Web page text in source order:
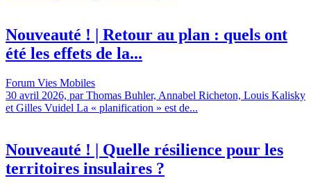
Nouveauté ! | Retour au plan : quels ont
été les effets de la...
Forum Vies Mobiles
30 avril 2026, par Thomas Buhler, Annabel Richeton, Louis Kalisky
et Gilles Vuidel La « planification » est de...
Nouveauté ! | Quelle résilience pour les
territoires insulaires ?